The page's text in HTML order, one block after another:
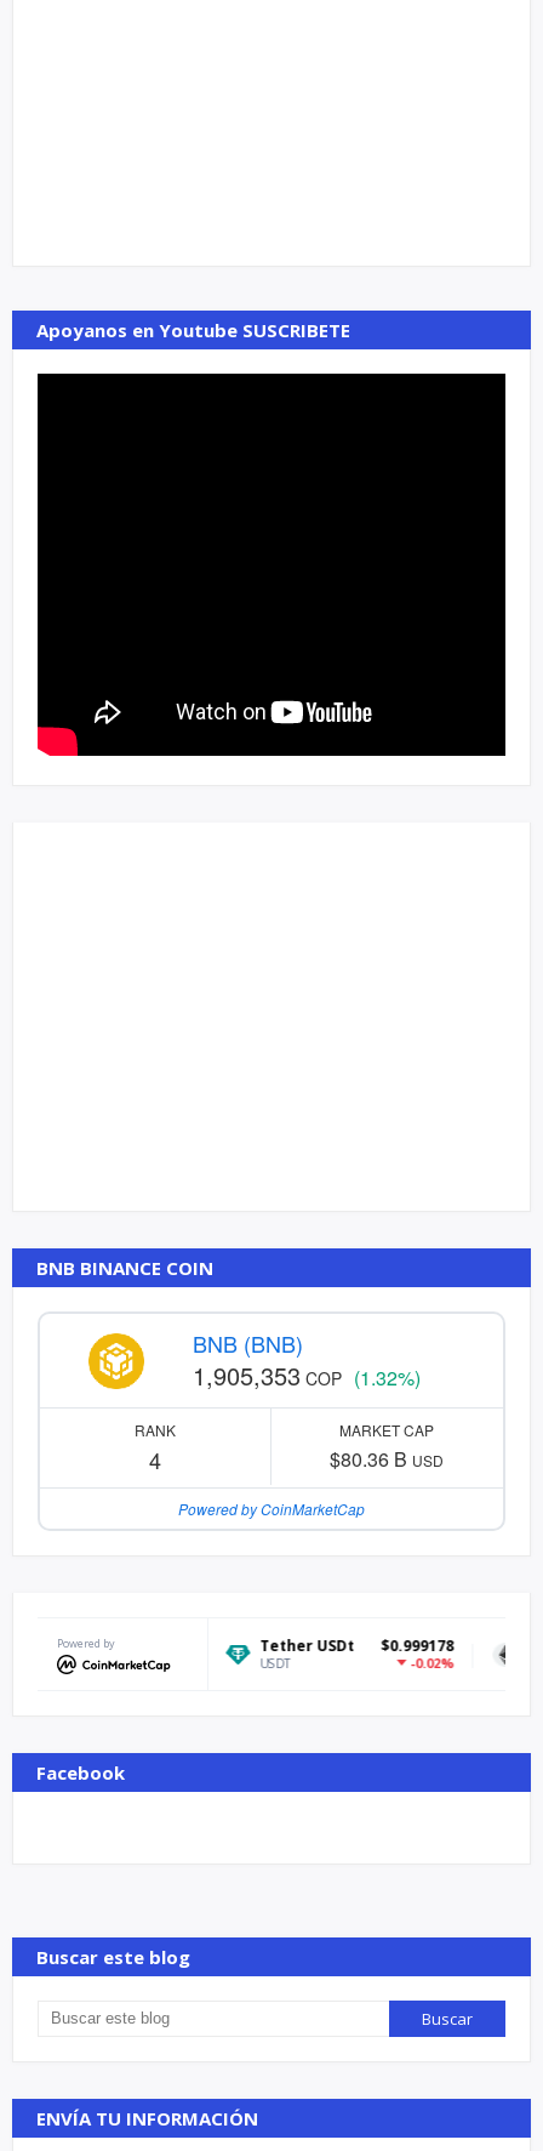
Apoyanos en Youtube SUSCRIBETE
BNB BINANCE COIN
BNB (BNB)
1,905,353 COP (1.32%)
RANK
4
MARKET CAP
$80.36 B USD
Powered by CoinMarketCap
Powered by
$64,891.61
-0.08%
Tether USDt $0.999178 Ethereum
ETH
Facebook
Buscar este blog
ENVÍA TU INFORMACIÓN